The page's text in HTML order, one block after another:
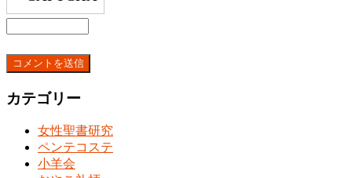
カテゴリー
女性聖書研究
ペンテコステ
小羊会